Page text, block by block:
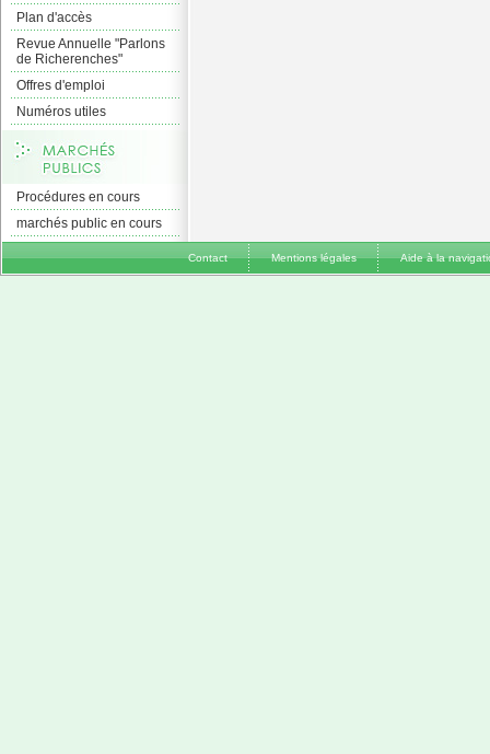
Plan d'accès
Revue Annuelle "Parlons
de Richerenches"
Offres d'emploi
Numéros utiles
Procédures en cours
marchés public en cours
Contact Mentions légales Aide à la